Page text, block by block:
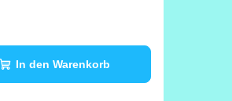
In den Warenkorb